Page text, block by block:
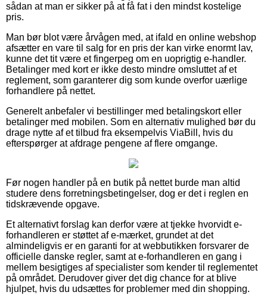
sådan at man er sikker på at få fat i den mindst kostelige
pris.
Man bør blot være årvågen med, at ifald en online webshop
afsætter en vare til salg for en pris der kan virke enormt lav,
kunne det tit være et fingerpeg om en uoprigtig e-handler.
Betalinger med kort er ikke desto mindre omsluttet af et
reglement, som garanterer dig som kunde overfor uærlige
forhandlere på nettet.
Generelt anbefaler vi bestillinger med betalingskort eller
betalinger med mobilen. Som en alternativ mulighed bør du
drage nytte af et tilbud fra eksempelvis ViaBill, hvis du
efterspørger at afdrage pengene af flere omgange.
Før nogen handler på en butik på nettet burde man altid
studere dens forretningsbetingelser, dog er det i reglen en
tidskrævende opgave.
Et alternativt forslag kan derfor være at tjekke hvorvidt e-
forhandleren er støttet af e-mærket, grundet at det
almindeligvis er en garanti for at webbutikken forsvarer de
officielle danske regler, samt at e-forhandleren en gang i
mellem besigtiges af specialister som kender til reglementet
på området. Derudover giver det dig chance for at blive
hjulpet, hvis du udsættes for problemer med din shopping.